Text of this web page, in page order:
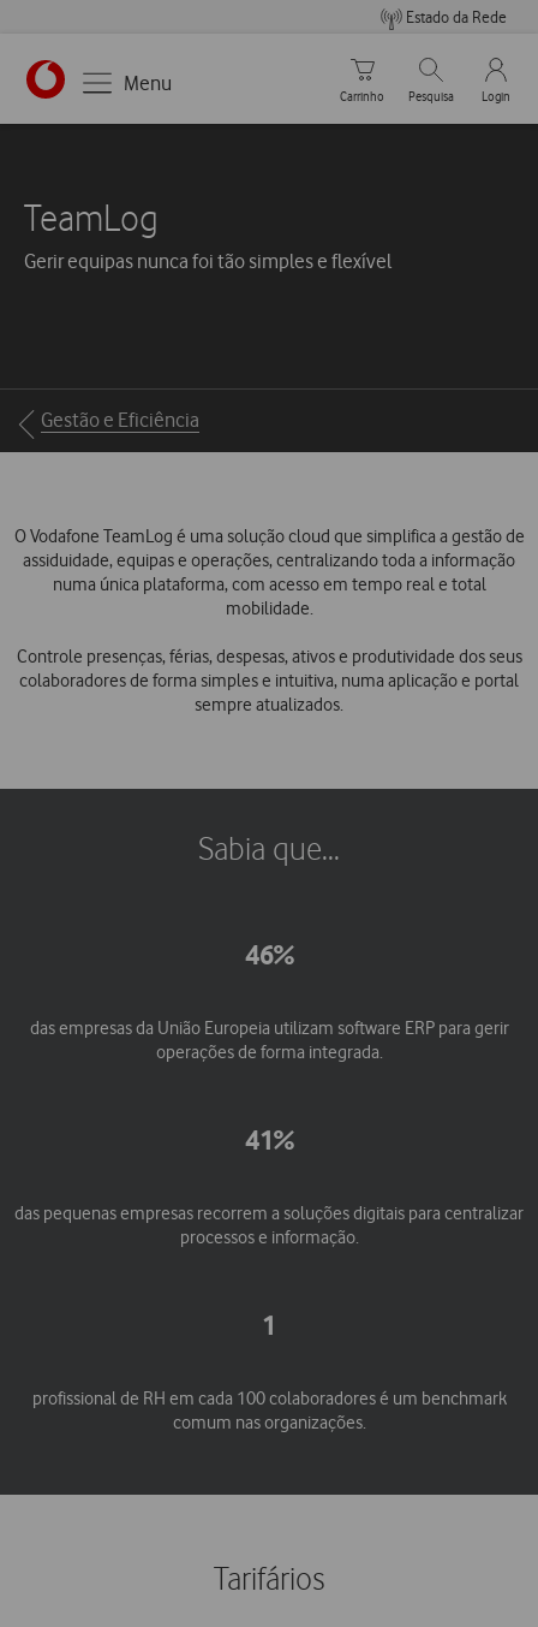
Estado da Rede
Menu
Carrinho de compras
Carrinho
Pesquisar
Pesquisa
My
Login
TeamLog
Gerir equipas nunca foi tão simples e flexível
Breadcrumbs
Gestão e Eficiência
O Vodafone TeamLog é uma solução cloud que simplifica a gestão de
assiduidade, equipas e operações, centralizando toda a informação
numa única plataforma, com acesso em tempo real e total
mobilidade.
Controle presenças, férias, despesas, ativos e produtividade dos seus
colaboradores de forma simples e intuitiva, numa aplicação e portal
sempre atualizados.
Sabia que...
46%
das empresas da União Europeia utilizam software ERP para gerir
operações de forma integrada.
41%
das pequenas empresas recorrem a soluções digitais para centralizar
processos e informação.
1
profissional de RH em cada 100 colaboradores é um benchmark
comum nas organizações.
Tarifários